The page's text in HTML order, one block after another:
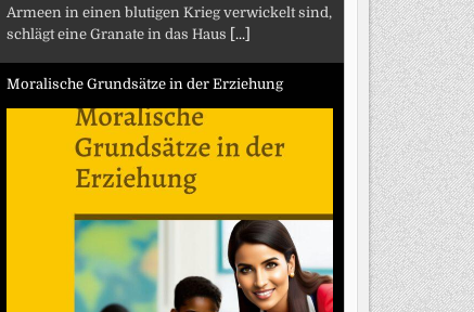
Armeen in einen blutigen Krieg verwickelt sind,
schlägt eine Granate in das Haus [...]
Moralische Grundsätze in der Erziehung